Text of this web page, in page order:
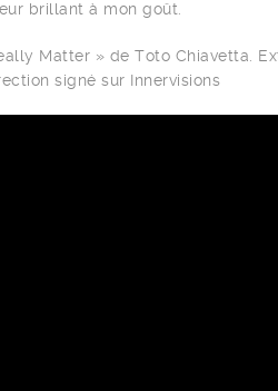
brillant à mon goût.
Matter » de Toto Chiavetta.
signé sur Innervisions